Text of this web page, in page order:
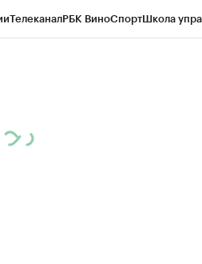
ТелеканалРБК ВиноСпортШкола